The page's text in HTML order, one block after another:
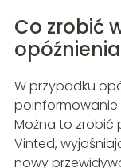
Co zrobić
W przypadku
poinformowanie
Można to zrobić
Vinted,
nowy